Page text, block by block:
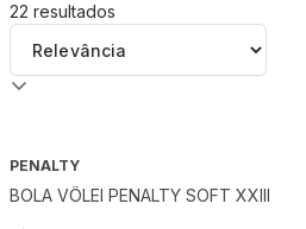
22 resultados
PENALTY
BOLA VÔLEI PENALTY SOFT XXIII